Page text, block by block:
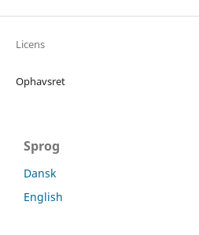
Licens
Ophavsret
Sprog
Dansk
English